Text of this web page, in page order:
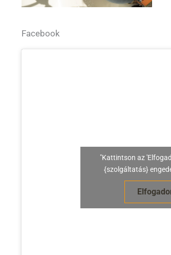
Facebook
"Kattintson az
{szolgáltatás}